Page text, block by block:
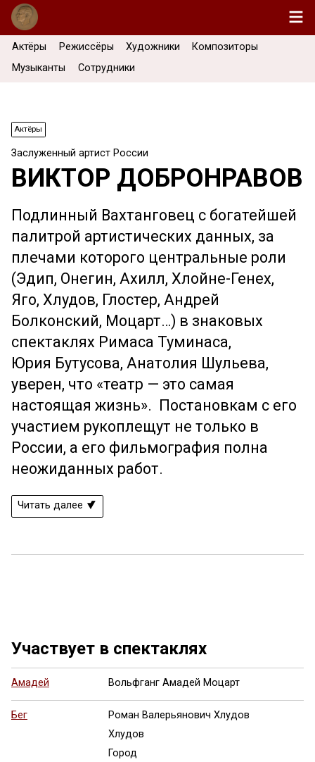
Актёры Режиссёры Художники
Композиторы
Музыканты
Сотрудники
Актёры
Заслуженный артист России
ВИКТОР ДОБРОНРАВОВ
Подлинный Вахтанговец с богатейшей
палитрой артистических данных, за
плечами которого центральные роли
(Эдип, Онегин, Ахилл, Хлойне-Генех,
Яго, Хлудов, Глостер, Андрей
Болконский, Моцарт…) в знаковых
спектаклях Римаса Туминаса,
Юрия Бутусова, Анатолия Шульева,
уверен, что «театр — это самая
настоящая жизнь». Постановкам с его
участием рукоплещут не только в
России, а его фильмография полна
неожиданных работ.
Читать далее
Участвует в спектаклях
Амадей Вольфганг Амадей Моцарт
Бег
Роман Валерьянович Хлудов
Хлудов
Город